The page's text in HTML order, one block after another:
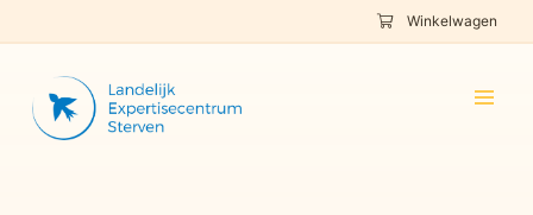
Winkelwagen